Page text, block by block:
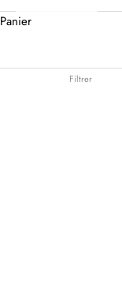
Panier
Filtrer